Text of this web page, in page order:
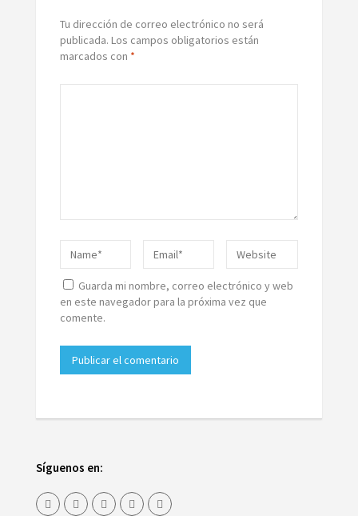
Tu dirección de correo electrónico no será
publicada. Los campos obligatorios están
marcados con *
Guarda mi nombre, correo electrónico y web
en este navegador para la próxima vez que
comente.
Síguenos en: